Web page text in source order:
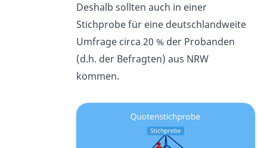
Deshalb sollten auch in einer
Stichprobe für eine deutschlandweite
Umfrage circa 20 % der Probanden
(d.h. der Befragten) aus NRW
kommen.